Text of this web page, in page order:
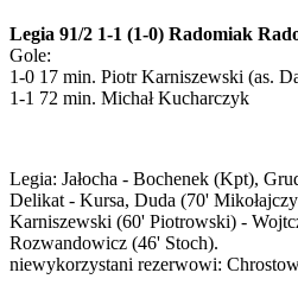
Legia 91/2 1-1 (1-0) Radomiak
Gole:
1-0 17 min. Piotr Karniszewski (as.
1-1 72 min. Michał Kucharczyk
Legia: Jałocha - Bochenek (Kpt),
Delikat - Kursa, Duda (70'
Karniszewski (60' Piotrowski) -
Rozwandowicz (46' Stoch).
niewykorzystani rezerwowi: